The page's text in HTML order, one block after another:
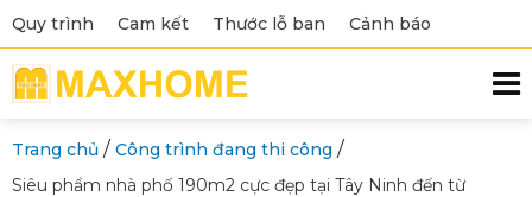
Quy trình Cam kết Thước lỗ ban Cảnh báo
Trang chủ / Công trình đang thi công /
Siêu phẩm nhà phố 190m2 cực đẹp tại Tây Ninh đến từ